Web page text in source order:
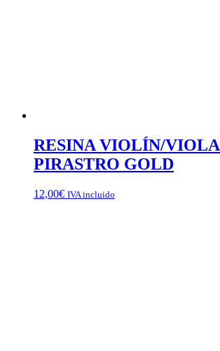
RESINA VIOLÍN/VIOLA
PIRASTRO GOLD
12,00€ IVA incluido